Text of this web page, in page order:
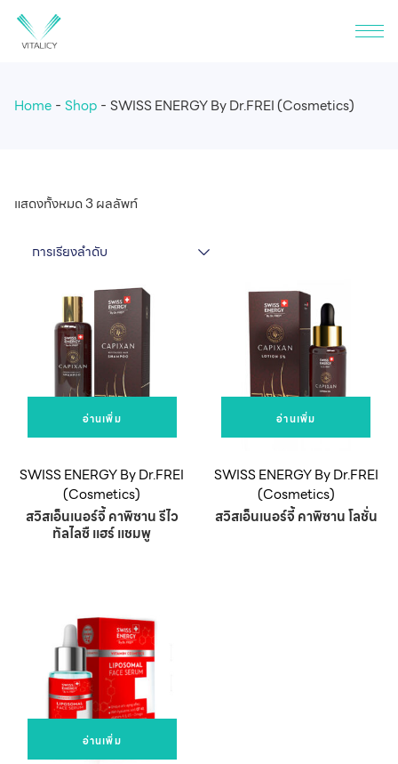
Home Shop SWISS ENERGY By Dr.FREI (Cosmetics)
แสดงทั้งหมด 3 ผลลัพท์
การเรียงลำดับ
อ่านเพิ่ม
SWISS ENERGY By Dr.FREI
(Cosmetics)
สวิสเอ็นเนอร์จี้ คาพิซาน รีไว
ทัลไลซื แฮร์ แชมพู
อ่านเพิ่ม
SWISS ENERGY By Dr.FREI
(Cosmetics)
สวิสเอ็นเนอร์จี้ คาพิซาน โลชั่น
อ่านเพิ่ม